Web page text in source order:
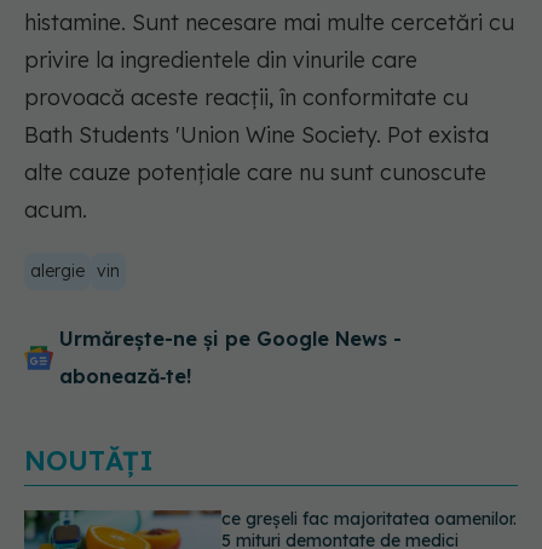
histamine. Sunt necesare mai multe cercetări cu
privire la ingredientele din vinurile care
provoacă aceste reacții, în conformitate cu
Bath Students 'Union Wine Society. Pot exista
alte cauze potențiale care nu sunt cunoscute
acum.
alergie vin
Urmărește-ne și pe Google News -
abonează‑te!
NOUTĂȚI